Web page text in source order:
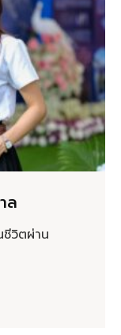
ล
ชีวิตผ่าน